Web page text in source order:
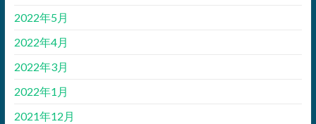
2022年5月
2022年4月
2022年3月
2022年1月
2021年12月